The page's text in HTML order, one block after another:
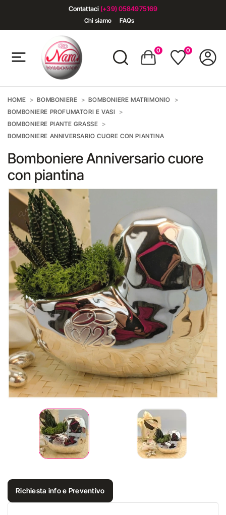
Contattaci (+39) 0584975169
Chi siamo FAQs
0 0
HOME BOMBONIERE
BOMBONIERE MATRIMONIO
BOMBONIERE PROFUMATORI E VASI
BOMBONIERE PIANTE GRASSE
BOMBONIERE ANNIVERSARIO CUORE CON PIANTINA
Bomboniere Anniversario cuore
con piantina
Richiesta info e Preventivo